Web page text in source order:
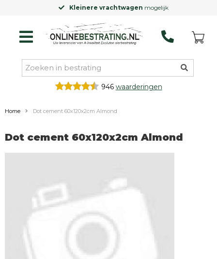
Kleinere vrachtwagenmogelijk
946 waarderingen
Home Dot cement 60x120x2cm Almond
Dot cement 60x120x2cm Almond